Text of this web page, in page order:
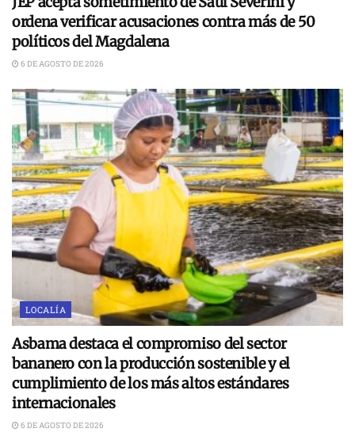
ordena verificar acusaciones contra más de 50
políticos del Magdalena
6 DE AGOSTO DE 2026
LOCALÍA
Asbama destaca el compromiso del sector
bananero con la producción sostenible y el
cumplimiento de los más altos estándares
internacionales
6 DE AGOSTO DE 2026